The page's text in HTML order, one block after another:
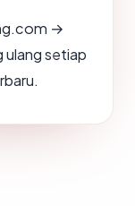
→
ulang setiap